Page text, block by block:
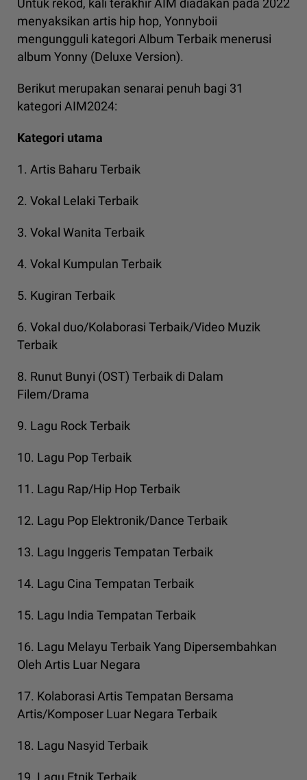
Untuk rekod, kali terakhir AIM diadakan pada 2022
menyaksikan artis hip hop, Yonnyboii
mengungguli kategori Album Terbaik menerusi
album Yonny (Deluxe Version).
Berikut merupakan senarai penuh bagi 31
kategori AIM2024:
Kategori utama
1. Artis Baharu Terbaik
2. Vokal Lelaki Terbaik
3. Vokal Wanita Terbaik
4. Vokal Kumpulan Terbaik
5. Kugiran Terbaik
6. Vokal duo/Kolaborasi Terbaik/Video Muzik
Terbaik
8. Runut Bunyi (OST) Terbaik di Dalam
Filem/Drama
9. Lagu Rock Terbaik
10. Lagu Pop Terbaik
11. Lagu Rap/Hip Hop Terbaik
12. Lagu Pop Elektronik/Dance Terbaik
13. Lagu Inggeris Tempatan Terbaik
14. Lagu Cina Tempatan Terbaik
15. Lagu India Tempatan Terbaik
16. Lagu Melayu Terbaik Yang Dipersembahkan
Oleh Artis Luar Negara
17. Kolaborasi Artis Tempatan Bersama
Artis/Komposer Luar Negara Terbaik
18. Lagu Nasyid Terbaik